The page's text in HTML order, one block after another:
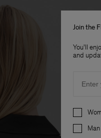
Join the
You'll
and
Man